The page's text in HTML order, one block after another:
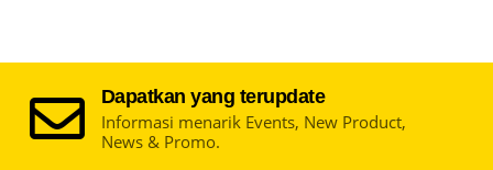
Dapatkan yang terupdate
Informasi menarik Events, New Product,
News & Promo.